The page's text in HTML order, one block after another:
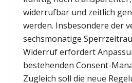
widerrufbar und zeitlich
werden. Insbesondere der
sechsmonatige
Widerruf erfordert
bestehenden Consent-
Zugleich soll die neue